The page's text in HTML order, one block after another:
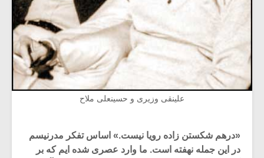
علینقی وزیری و حسینعلی ملاح
«درهم شکستن زاده رویا نیست.» اساس تفکر مدرنیسم
در این جمله نهفته است. ما وارد عصری شده ایم که بر